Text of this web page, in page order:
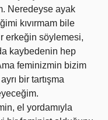
Neredeyse ayak
kıvırmam bile
erkeğin söylemesi,
kaybedenin hep
feminizmin bizim
bir tartışma
el yordamıyla